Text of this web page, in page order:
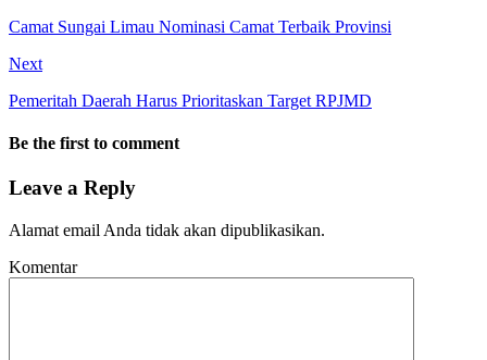
Camat Sungai Limau Nominasi Camat Terbaik Provinsi
Next
Pemeritah Daerah Harus Prioritaskan Target RPJMD
Be the first to comment
Leave a Reply
Alamat email Anda tidak akan dipublikasikan.
Komentar